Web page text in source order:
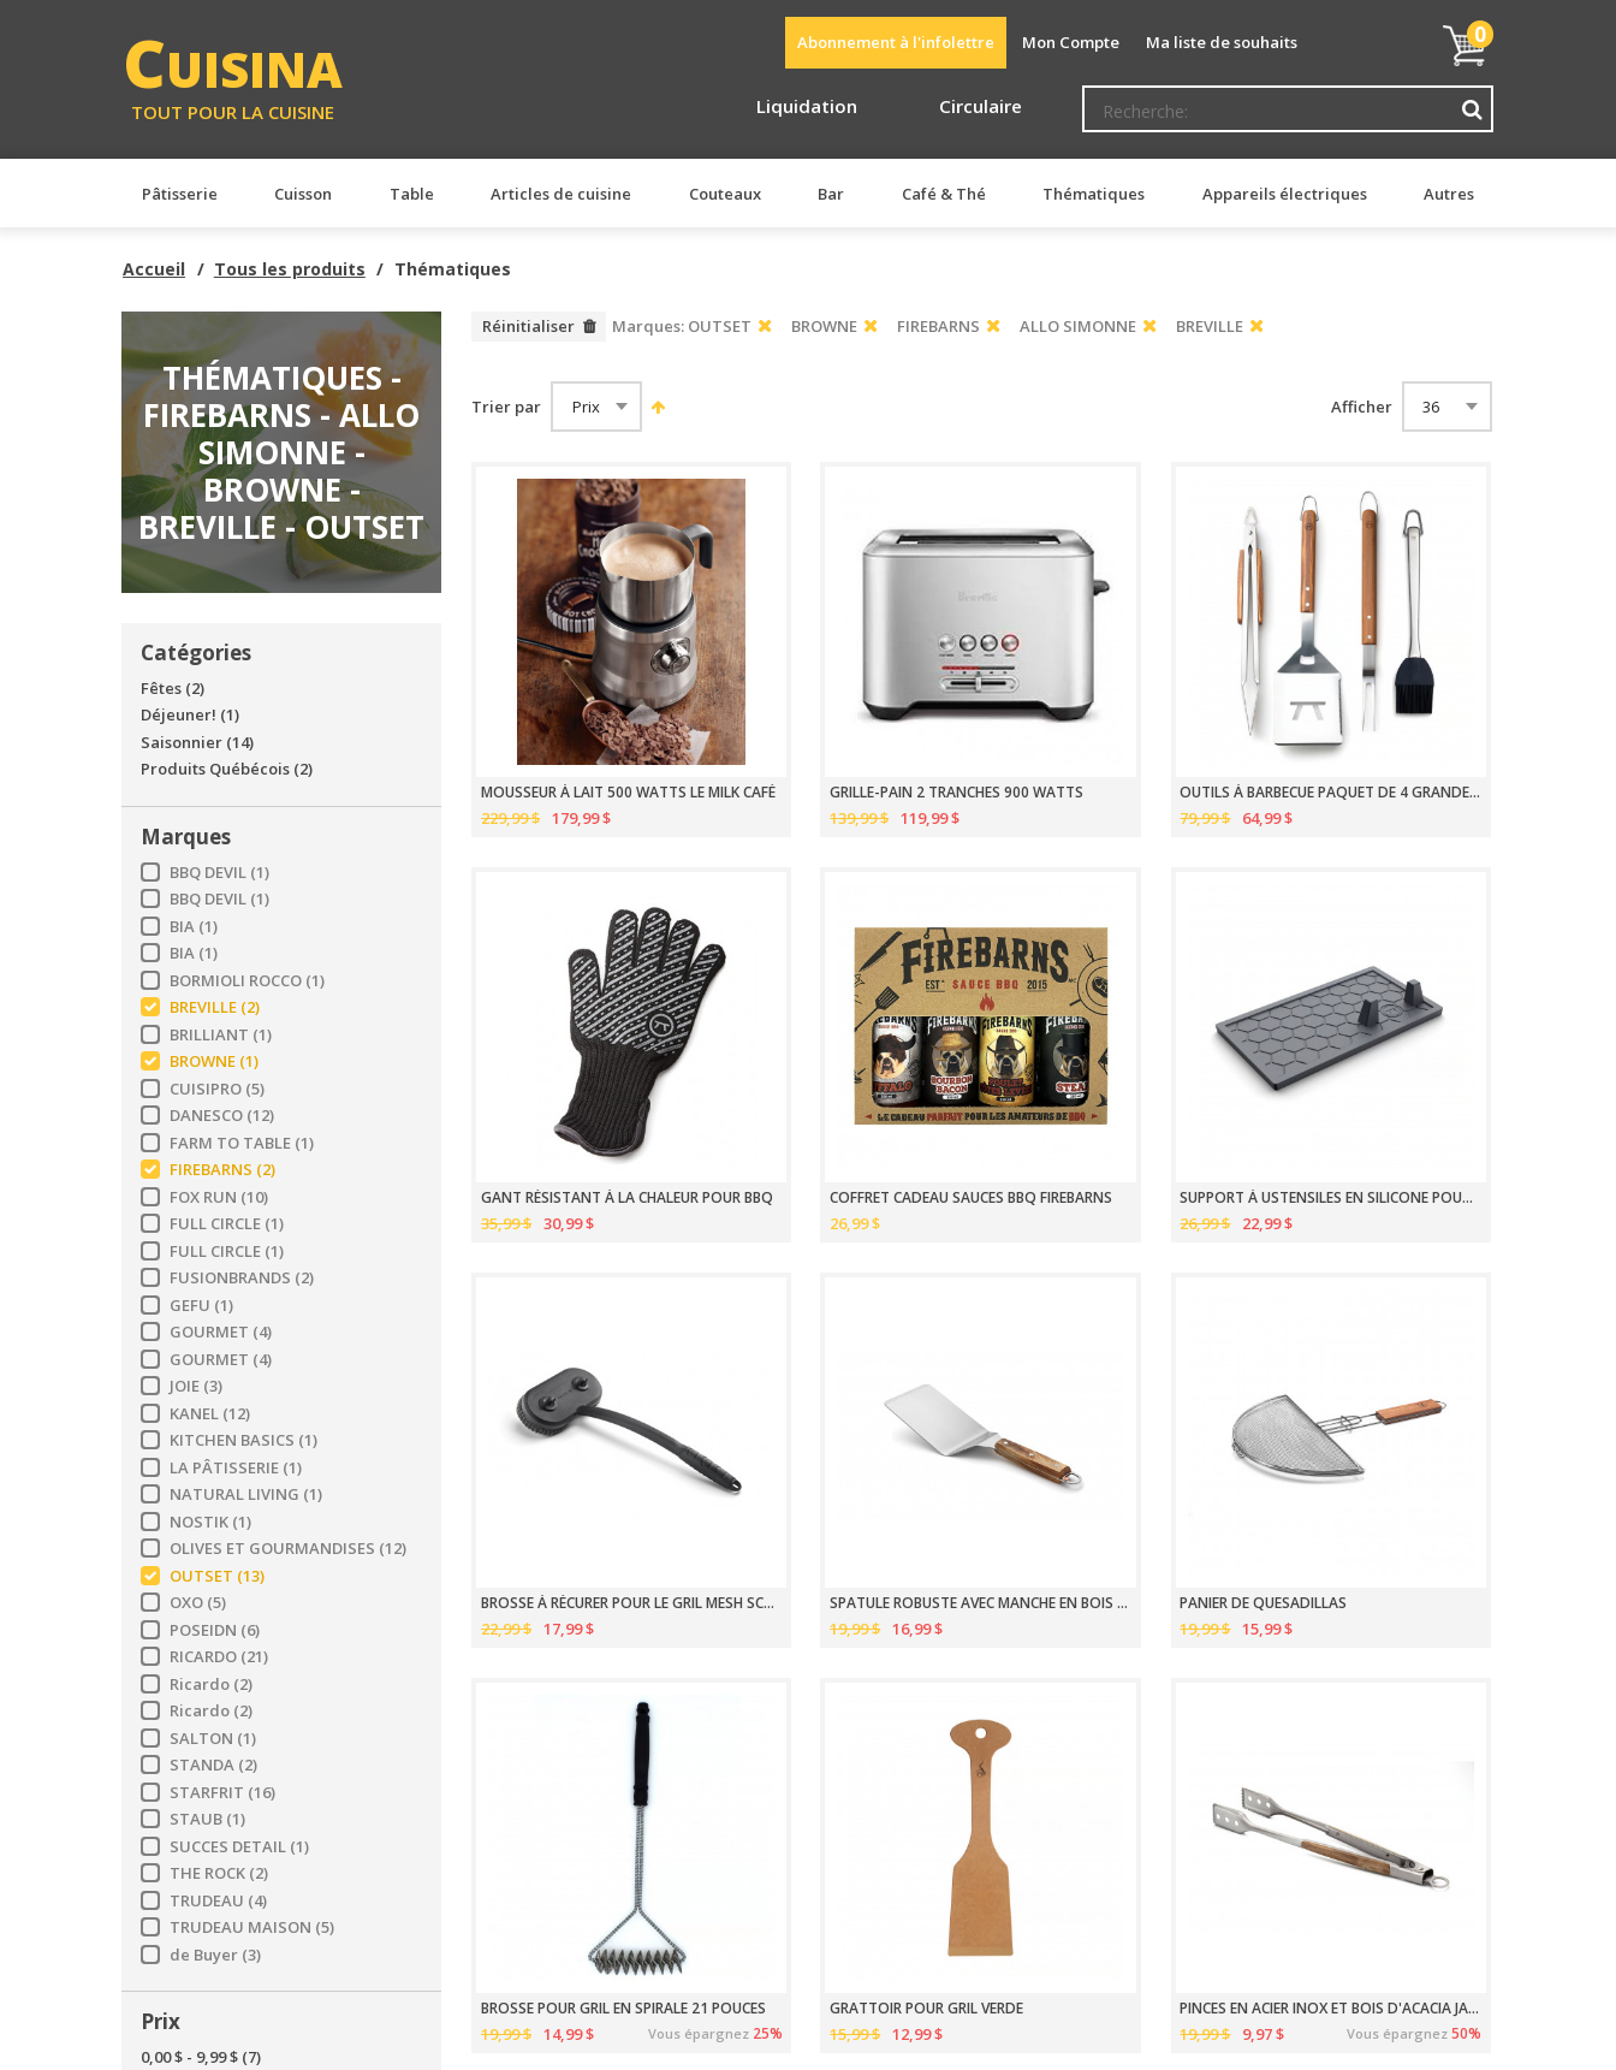
CUISINA
TOUT POUR LA CUISINE
Mon
panier
0
Abonnement à l'infolettre Mon Compte Ma liste de souhaits
Liquidation Circulaire
Pâtisserie Cuisson Table Articles de cuisine Couteaux Bar Café & Thé Thématiques Appareils électriques Autres
Accueil Tous les produits Thématiques
THÉMATIQUES -
FIREBARNS - ALLO
SIMONNE -
BROWNE -
BREVILLE - OUTSET
Catégories
Fêtes (2)
Déjeuner! (1)
Saisonnier (14)
Produits Québécois (2)
Marques
BBQ DEVIL (1)
BBQ DEVIL (1)
BIA (1)
BIA (1)
BORMIOLI ROCCO (1)
BREVILLE (2)
BRILLIANT (1)
BROWNE (1)
CUISIPRO (5)
DANESCO (12)
FARM TO TABLE (1)
FIREBARNS (2)
FOX RUN (10)
FULL CIRCLE (1)
FULL CIRCLE (1)
FUSIONBRANDS (2)
GEFU (1)
GOURMET (4)
GOURMET (4)
JOIE (3)
KANEL (12)
KITCHEN BASICS (1)
LA PÂTISSERIE (1)
NATURAL LIVING (1)
NOSTIK (1)
OLIVES ET GOURMANDISES (12)
OUTSET (13)
OXO (5)
POSEIDN (6)
RICARDO (21)
Ricardo (2)
Ricardo (2)
SALTON (1)
STANDA (2)
STARFRIT (16)
STAUB (1)
SUCCES DETAIL (1)
THE ROCK (2)
TRUDEAU (4)
TRUDEAU MAISON (5)
de Buyer (3)
Prix
0,00 $ - 9,99 $ (7)
Marques: OUTSET BROWNE FIREBARNS ALLO SIMONNE BREVILLE
Réinitialiser
Trier par Afficher
MOUSSEUR À LAIT 500 WATTS LE MILK CAFÉ
229,99 $ 179,99 $
GRILLE-PAIN 2 TRANCHES 900 WATTS
139,99 $ 119,99 $
OUTILS À BARBECUE PAQUET DE 4 GRANDE VERDE
79,99 $ 64,99 $
GANT RÉSISTANT À LA CHALEUR POUR BBQ
35,99 $ 30,99 $
COFFRET CADEAU SAUCES BBQ FIREBARNS
26,99 $
SUPPORT À USTENSILES EN SILICONE POUR BBQ
26,99 $ 22,99 $
BROSSE À RÉCURER POUR LE GRIL MESH SCRUBBER
22,99 $ 17,99 $
SPATULE ROBUSTE AVEC MANCHE EN BOIS D'ACACIA
19,99 $ 16,99 $
PANIER DE QUESADILLAS
19,99 $ 15,99 $
BROSSE POUR GRIL EN SPIRALE 21 POUCES
19,99 $ 14,99 $ Vous épargnez 25%
GRATTOIR POUR GRIL VERDE
15,99 $ 12,99 $
PINCES EN ACIER INOX ET BOIS D'ACACIA JACKSON
19,99 $ 9,97 $ Vous épargnez50%